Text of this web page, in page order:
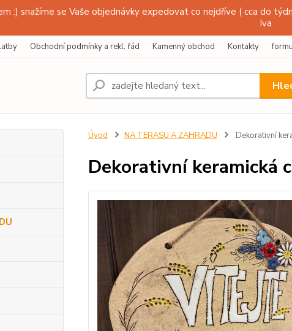
:) snažíme se Vaše objednávky expedovat co nejdříve ( cca do
Iva
Obchodní podmínky a rekl. řád Kamenný obchod Kontakty
Úvod NA TERASU A ZAHRADU Dekorativní
Dekorativní keramická